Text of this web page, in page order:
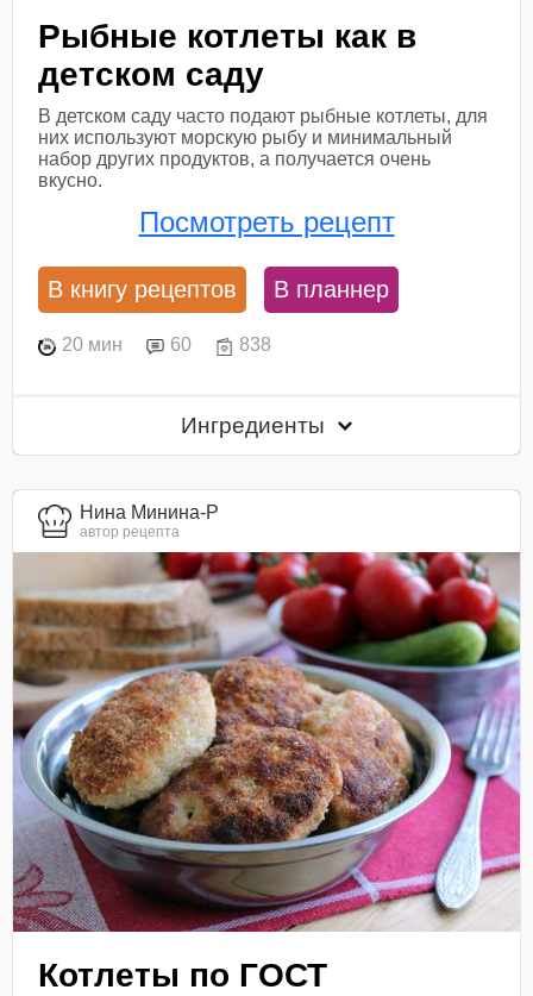
Рыбные котлеты как в
детском саду
В детском саду часто подают рыбные котлеты, для
них используют морскую рыбу и минимальный
набор других продуктов, а получается очень
вкусно.
Посмотреть рецепт
В книгу рецептов В планнер
20 мин 60 838
Ингредиенты
Нина Минина-Р
автор рецепта
Котлеты по ГОСТ